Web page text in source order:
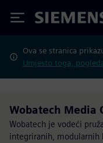
Siemens
Ova se stranica
Umjesto toga,
Wobatech Media
Wobatech je vodeći
integriranih, modularnih